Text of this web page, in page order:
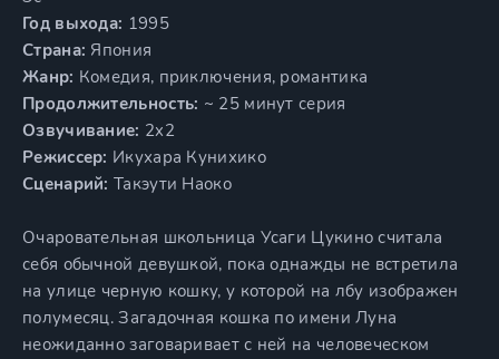
Год выхода: 1995
Страна: Япония
Жанр: Комедия, приключения, романтика
Продолжительность: ~ 25 минут серия
Озвучивание: 2x2
Режиссер: Икухара Кунихико
Сценарий: Такэути Наоко
Очаровательная школьница Усаги Цукино считала
себя обычной девушкой, пока однажды не встретила
на улице черную кошку, у которой на лбу изображен
полумесяц. Загадочная кошка по имени Луна
неожиданно заговаривает с ней на человеческом